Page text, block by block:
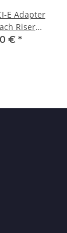
E Adapter
Riser
PCIe
€ *